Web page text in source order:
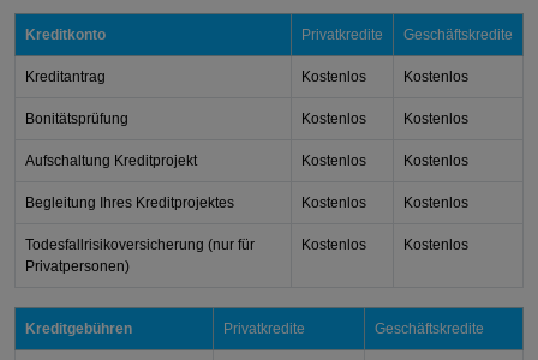
Kreditkonto Privatkredite Geschäftskredite
Kreditantrag Kostenlos Kostenlos
Bonitätsprüfung Kostenlos Kostenlos
Aufschaltung Kreditprojekt Kostenlos Kostenlos
Begleitung Ihres Kreditprojektes Kostenlos Kostenlos
Todesfallrisikoversicherung (nur für
Privatpersonen)
Kostenlos Kostenlos
Kreditgebühren Privatkredite Geschäftskredite